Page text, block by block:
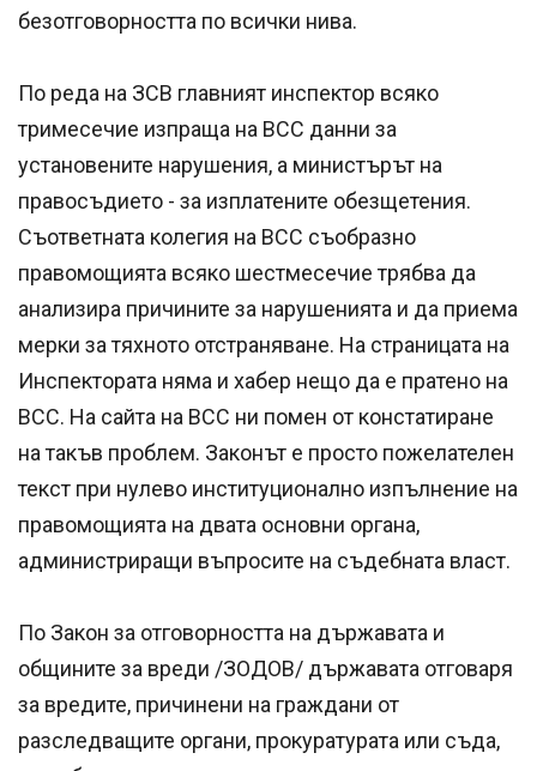
безотговорността по всички нива.
По реда на ЗСВ главният инспектор всяко
тримесечие изпраща на ВСС данни за
установените нарушения, а министърът на
правосъдието - за изплатените обезщетения.
Съответната колегия на ВСС съобразно
правомощията всяко шестмесечие трябва да
анализира причините за нарушенията и да приема
мерки за тяхното отстраняване. На страницата на
Инспектората няма и хабер нещо да е пратено на
ВСС. На сайта на ВСС ни помен от констатиране
на такъв проблем. Законът е просто пожелателен
текст при нулево институционално изпълнение на
правомощията на двата основни органа,
администриращи въпросите на съдебната власт.
По Закон за отговорността на държавата и
общините за вреди /ЗОДОВ/ държавата отговаря
за вредите, причинени на граждани от
разследващите органи, прокуратурата или съда,